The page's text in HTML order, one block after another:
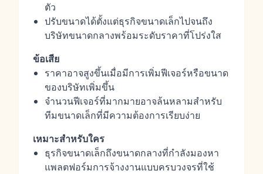
ตัว
ปรับขนาดได้ตั้งแต่ธุรกิจขนาดเล็กไปจนถึง
บริษัทขนาดกลางพร้อมระดับราคาที่โปร่งใส
ข้อเสีย
ราคาอาจสูงขึ้นเมื่อมีการเพิ่มฟีเจอร์หรือขนาด
ของบริษัทเพิ่มขึ้น
จำนวนฟีเจอร์ที่มากมายอาจล้นหลามสำหรับ
ทีมขนาดเล็กที่มีความต้องการเรียบง่าย
เหมาะสำหรับใคร
ธุรกิจขนาดเล็กถึงขนาดกลางที่กำลังมองหา
แพลตฟอร์มการจ้างงานแบบครบวงจรที่ใช้